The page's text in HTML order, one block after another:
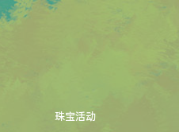
珠宝活动